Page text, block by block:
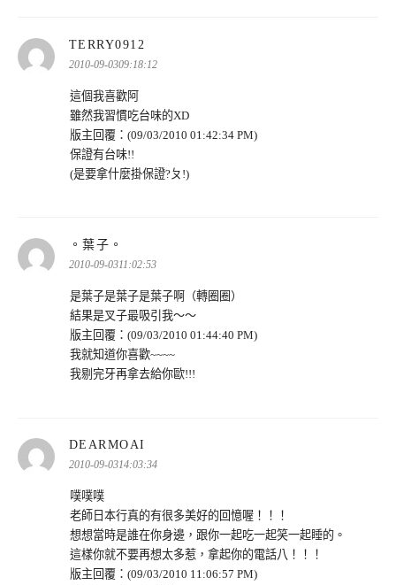
TERRY0912
示:
2010-09-0309:18:12
這個我喜歡阿
雖然我習慣吃台味的XD
版主回覆：(09/03/2010 01:42:34 PM)
保證有台味!!
(是要拿什麼掛保證?ㄆ!)
。葉子。
示:
2010-09-0311:02:53
是葉子是葉子是葉子啊（轉圈圈）
結果是叉子最吸引我～～
版主回覆：(09/03/2010 01:44:40 PM)
我就知道你喜歡~~~~
我剔完牙再拿去給你歐!!!
DEARMOAI
示:
2010-09-0314:03:34
噗噗噗
老師日本行真的有很多美好的回憶喔！！！
想想當時是誰在你身邊，跟你一起吃一起笑一起睡的。
這樣你就不要再想太多惹，拿起你的電話八！！！
版主回覆：(09/03/2010 11:06:57 PM)